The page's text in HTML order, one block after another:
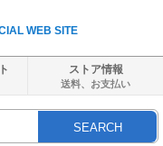
WEB SITE
ストア情報
送料、 お支払い
SEARCH